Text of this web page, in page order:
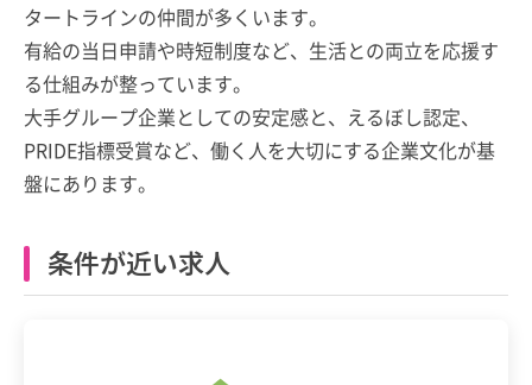
タートラインの仲間が多くいます。
有給の当日申請や時短制度など、生活との両立を応援す
る仕組みが整っています。
大手グループ企業としての安定感と、えるぼし認定、
PRIDE指標受賞など、働く人を大切にする企業文化が基
盤にあります。
条件が近い求人